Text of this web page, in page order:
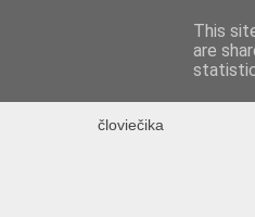
IDE O
človiečika
This
are